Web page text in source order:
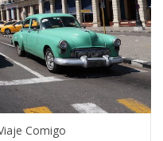
Comigo